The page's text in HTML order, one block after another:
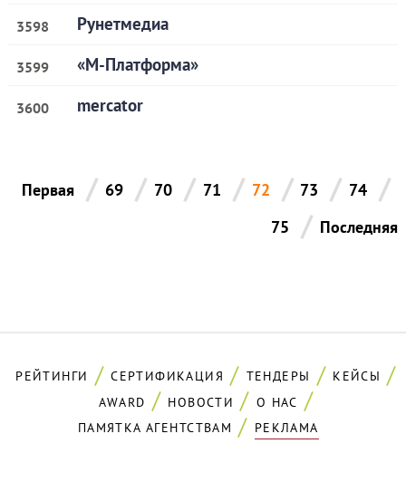
3598 Рунетмедиа
3599 «М-Платформа»
3600 mercator
Первая / 69 / 70 / 71 / 72 / 73 / 74 /
75 / Последняя
РЕЙТИНГИ СЕРТИФИКАЦИЯ ТЕНДЕРЫ
КЕЙСЫ
AWARD
НОВОСТИ
О НАС
ПАМЯТКА АГЕНТСТВАМ
РЕКЛАМА